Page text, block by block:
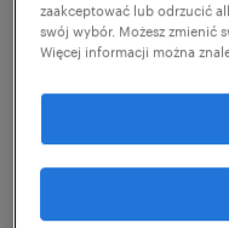
czasochłonne i
w obliczu takich
konieczność
sezonowy wzrost
zaakceptować lub odrzucić
swój wybór. Możesz zmienić
Więcej informacji można